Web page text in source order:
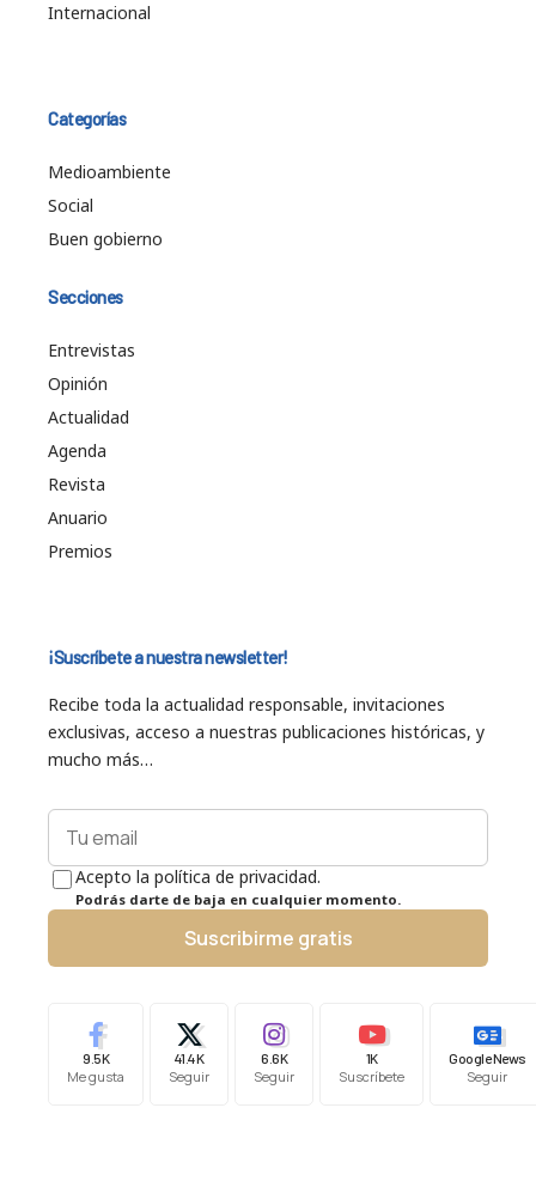
Internacional
Categorías
Medioambiente
Social
Buen gobierno
Secciones
Entrevistas
Opinión
Actualidad
Agenda
Revista
Anuario
Premios
¡Suscríbete a nuestra newsletter!
Recibe toda la actualidad responsable, invitaciones
exclusivas, acceso a nuestras publicaciones históricas, y
mucho más…
Acepto la política de privacidad.
Podrás darte de baja en cualquier momento.
Suscribirme gratis
9.5K
Me gusta
41.4K
Seguir
6.6K
Seguir
1K
Suscríbete
Google News
Seguir